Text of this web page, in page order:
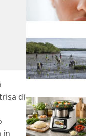
di
in